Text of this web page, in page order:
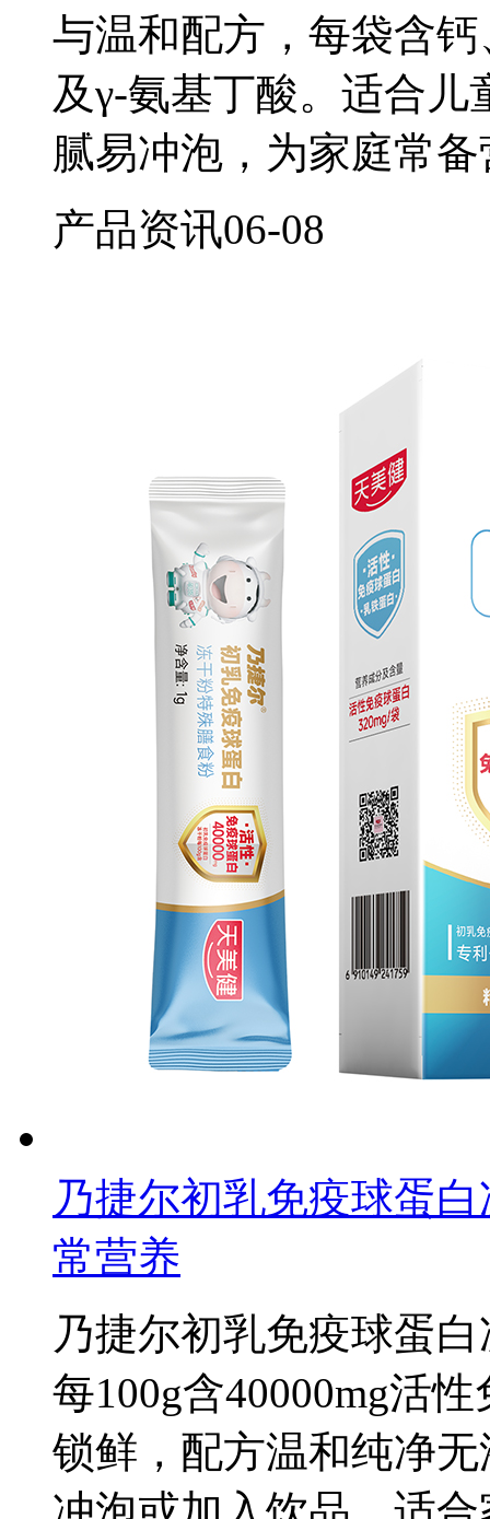
与温和配方，每袋含
及γ-氨基丁酸。适合
腻易冲泡，为家庭常
产品资讯06-08
乃捷尔初乳免疫球蛋
常营养
乃捷尔初乳免疫球蛋
每100g含40000mg活
锁鲜，配方温和纯净